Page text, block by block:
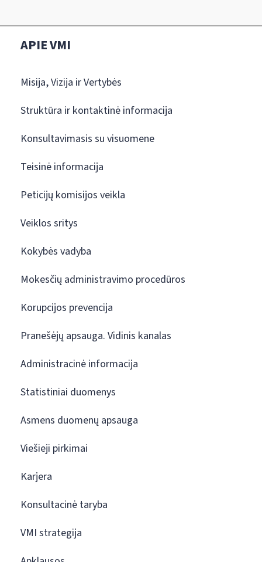
APIE VMI
Misija, Vizija ir Vertybės
Struktūra ir kontaktinė informacija
Konsultavimasis su visuomene
Teisinė informacija
Peticijų komisijos veikla
Veiklos sritys
Kokybės vadyba
Mokesčių administravimo procedūros
Korupcijos prevencija
Pranešėjų apsauga. Vidinis kanalas
Administracinė informacija
Statistiniai duomenys
Asmens duomenų apsauga
Viešieji pirkimai
Karjera
Konsultacinė taryba
VMI strategija